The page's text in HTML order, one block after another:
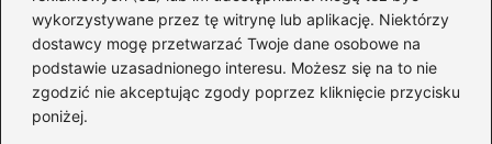
wykorzystywane przez tę witrynę lub aplikację. Niektórzy
dostawcy mogę przetwarzać Twoje dane osobowe na
podstawie uzasadnionego interesu. Możesz się na to nie
zgodzić nie akceptując zgody poprzez kliknięcie przycisku
poniżej.
Opony(77)
Prawo jazdy(75)
Samochody(275)
Silniki(83)